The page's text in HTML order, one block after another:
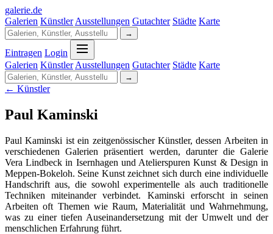
galerie.de
Galerien Künstler Ausstellungen Gutachter Städte Karte
→
Eintragen Login
Galerien Künstler Ausstellungen Gutachter Städte Karte
→
← Künstler
Paul Kaminski
Paul Kaminski ist ein zeitgenössischer Künstler, dessen Arbeiten in
verschiedenen Galerien präsentiert werden, darunter die Galerie
Vera Lindbeck in Isernhagen und Atelierspuren Kunst & Design in
Meppen-Bokeloh. Seine Kunst zeichnet sich durch eine individuelle
Handschrift aus, die sowohl experimentelle als auch traditionelle
Techniken miteinander verbindet. Kaminski erforscht in seinen
Arbeiten oft Themen wie Raum, Materialität und Wahrnehmung,
was zu einer tiefen Auseinandersetzung mit der Umwelt und der
menschlichen Erfahrung führt.